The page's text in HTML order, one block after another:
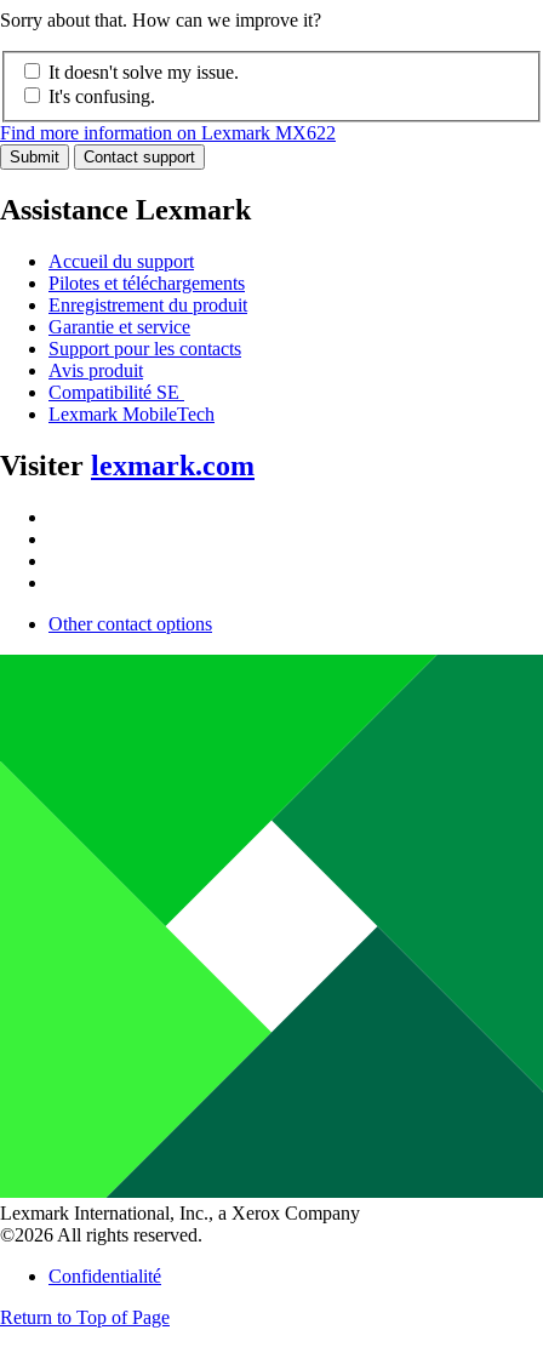
Sorry about that. How can we improve it?
It doesn't solve my issue.
It's confusing.
Find more information on Lexmark MX622
Submit Contact support
Assistance Lexmark
Accueil du support
Pilotes et téléchargements
Enregistrement du produit
Garantie et service
Support pour les contacts
Avis produit
Compatibilité SE
Lexmark MobileTech
Visiter lexmark.com
Other contact options
Lexmark International, Inc., a Xerox Company
©2026 All rights reserved.
Confidentialité
Return to Top of Page